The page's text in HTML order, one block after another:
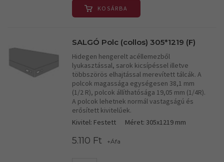
KOSÁRBA
SALGÓ Polc (collos) 305*1219 (F)
Hidegen hengerelt acéllemezből
lyukasztással, sarok kicsípéssel illetve
többszörös elhajtással merevített tálcák. A
polcok magassága egységesen 38,1 mm
(1/2 R), polcok állíthatósága 19,05 mm (1/4R).
A polcok lehetnek normál vastagságú és
erősített kivitelűek.
Kivitel: Festett
Méret: 305x1219 mm
5.110 Ft +Áfa